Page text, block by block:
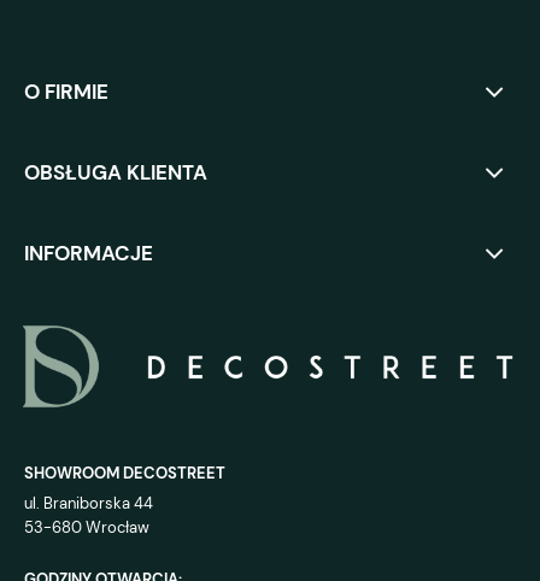
O FIRMIE
OBSŁUGA KLIENTA
INFORMACJE
SHOWROOM DECOSTREET
ul. Braniborska 44
53-680 Wrocław